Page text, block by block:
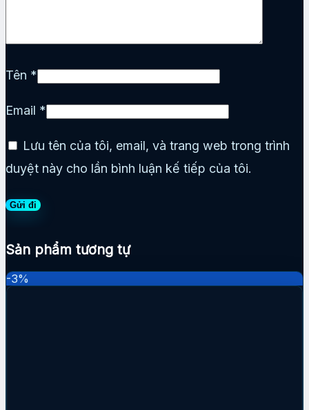
Tên *
Email *
Lưu tên của tôi, email, và trang web trong trình
duyệt này cho lần bình luận kế tiếp của tôi.
Sản phẩm tương tự
-3%